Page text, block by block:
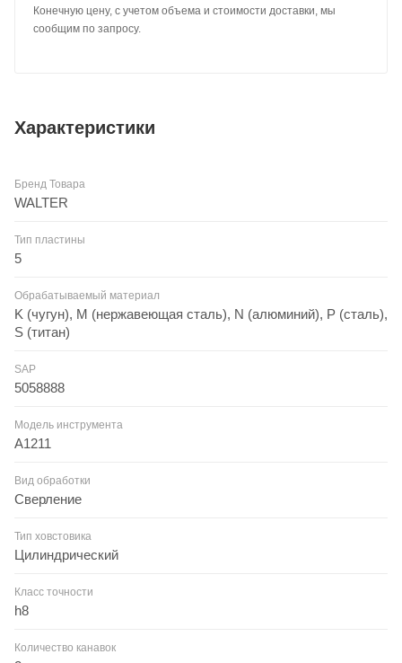
Конечную цену, с учетом объема и стоимости доставки, мы
сообщим по запросу.
Характеристики
Бренд Товара
WALTER
Тип пластины
5
Обрабатываемый материал
K (чугун), M (нержавеющая сталь), N (алюминий), P (сталь),
S (титан)
SAP
5058888
Модель инструмента
A1211
Вид обработки
Сверление
Тип ховстовика
Цилиндрический
Класс точности
h8
Количество канавок